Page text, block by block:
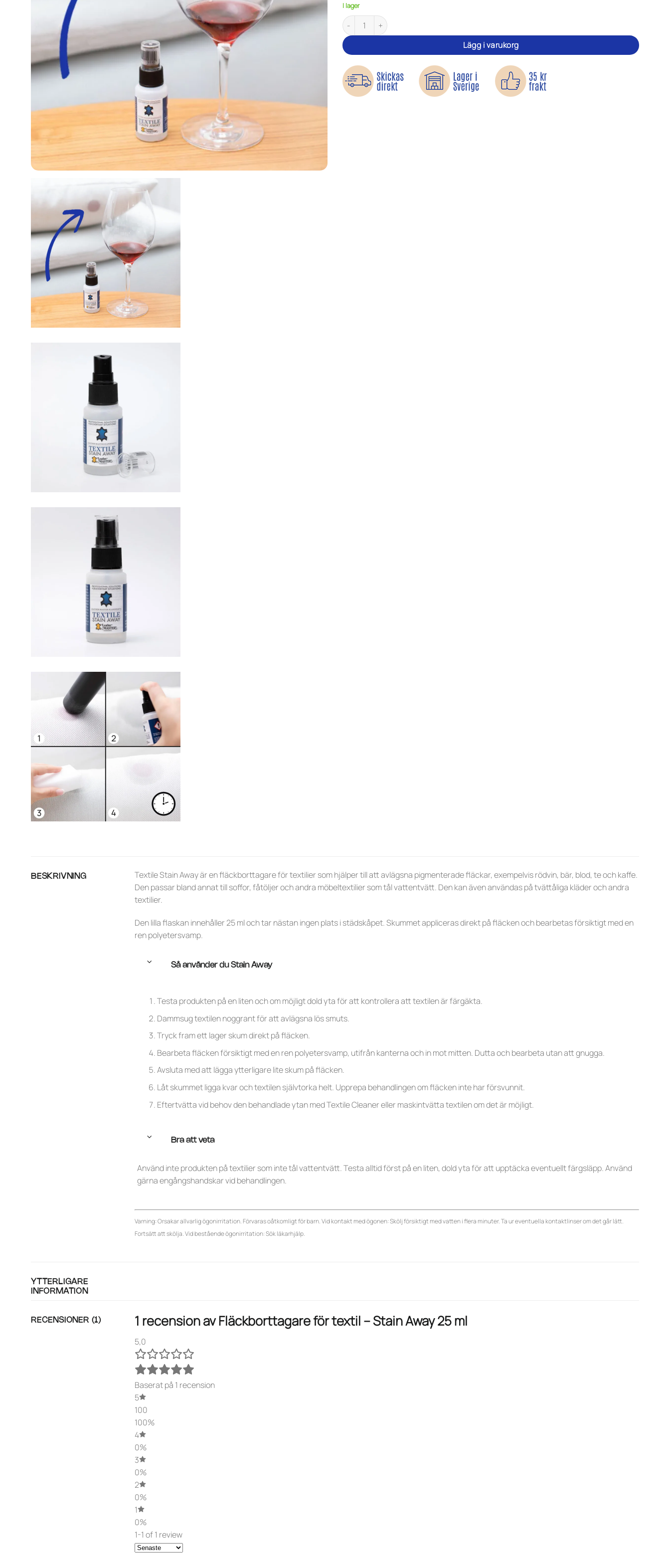
I lager
Fläckborttagare för textil – Stain Away 25 ml mängd
Lägg i varukorg
BESKRIVNING
Textile Stain Away är en fläckborttagare för textilier som hjälper till att avlägsna pigmenterade fläckar, exempelvis rödvin, bär, blod, te och kaffe.
Den passar bland annat till soffor, fåtöljer och andra möbeltextilier som tål vattentvätt. Den kan även användas på tvättåliga kläder och andra
textilier.
Den lilla flaskan innehåller 25 ml och tar nästan ingen plats i städskåpet. Skummet appliceras direkt på fläcken och bearbetas försiktigt med en
ren polyetersvamp.
Så använder du Stain Away
Testa produkten på en liten och om möjligt dold yta för att kontrollera att textilen är färgäkta.
Dammsug textilen noggrant för att avlägsna lös smuts.
Tryck fram ett lager skum direkt på fläcken.
Bearbeta fläcken försiktigt med en ren polyetersvamp, utifrån kanterna och in mot mitten. Dutta och bearbeta utan att gnugga.
Avsluta med att lägga ytterligare lite skum på fläcken.
Låt skummet ligga kvar och textilen självtorka helt. Upprepa behandlingen om fläcken inte har försvunnit.
Eftertvätta vid behov den behandlade ytan med Textile Cleaner eller maskintvätta textilen om det är möjligt.
Bra att veta
Använd inte produkten på textilier som inte tål vattentvätt. Testa alltid först på en liten, dold yta för att upptäcka eventuellt färgsläpp. Använd
gärna engångshandskar vid behandlingen.
Varning: Orsakar allvarlig ögonirritation. Förvaras oåtkomligt för barn. Vid kontakt med ögonen: Skölj försiktigt med vatten i flera minuter. Ta ur eventuella kontaktlinser om det går lätt.
Fortsätt att skölja. Vid bestående ögonirritation: Sök läkarhjälp.
YTTERLIGARE
INFORMATION
RECENSIONER (1) 1 recension avFläckborttagare för textil – Stain Away 25 ml
5,0
Baserat på 1 recension
5
100
100%
4
0%
3
0%
2
0%
1
0%
1-1 of 1 review